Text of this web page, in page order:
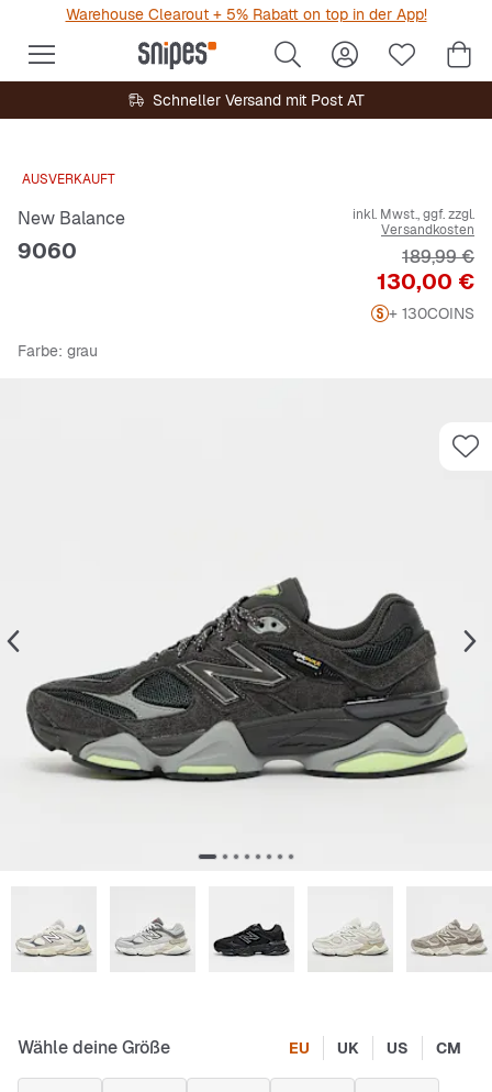
Warehouse Clearout + 5% Rabatt on top in der App!
Schneller Versand mit Post AT
AUSVERKAUFT
New Balance
9060
inkl. Mwst., ggf. zzgl.
Versandkosten
Preis
130,00 €
189,99 €
+ 130COINS
Farbe: grau
Wähle deine Größe EU UK US CM